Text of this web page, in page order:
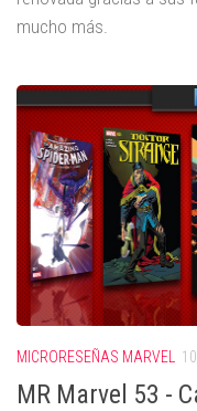
mucho más.
MICRORESEÑAS MARVEL
MR Marvel 53 -